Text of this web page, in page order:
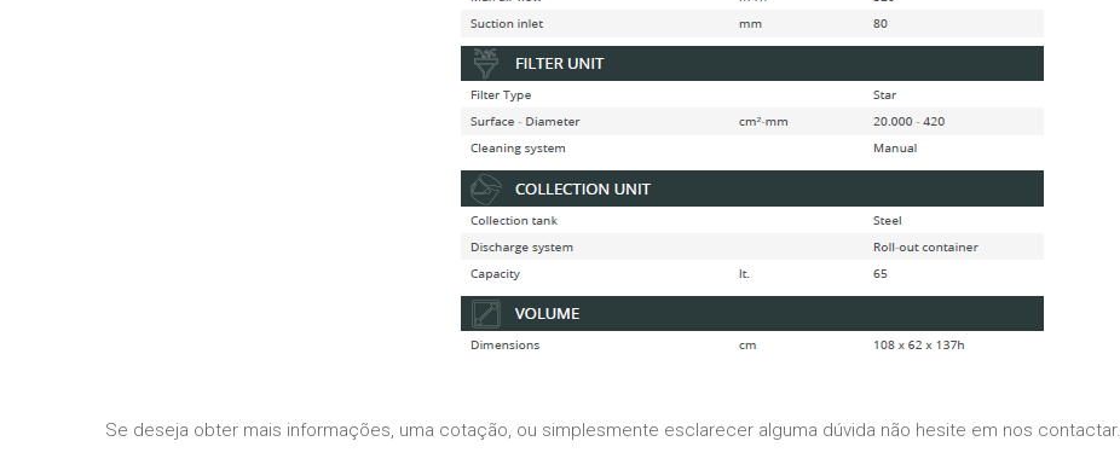
Se deseja obter mais informações, uma cotação, ou simplesmente esclarecer alguma dúvida não hesite em nos contactar.